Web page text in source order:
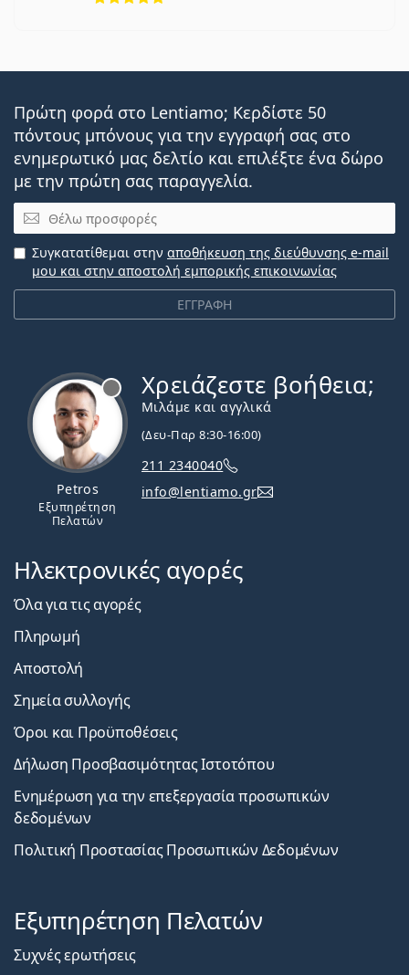
Πρώτη φορά στο Lentiamo; Κερδίστε 50
πόντους μπόνους για την εγγραφή σας στο
ενημερωτικό μας δελτίο και επιλέξτε ένα δώρο
με την πρώτη σας παραγγελία.
Email
ΕΓΓΡΑΦΗ
Συγκατατίθεμαι στην αποθήκευση της διεύθυνσης e-mail
μου και στην αποστολή εμπορικής επικοινωνίας
Petros
Εξυπηρέτηση
Πελατών
Χρειάζεστε βοήθεια;
Μιλάμε και αγγλικά
(Δευ-Παρ 8:30-16:00)
211 2340040
info@lentiamo.gr
Ηλεκτρονικές αγορές
Όλα για τις αγορές
Πληρωμή
Αποστολή
Σημεία συλλογής
Όροι και Προϋποθέσεις
Δήλωση Προσβασιμότητας Ιστοτόπου
Ενημέρωση για την επεξεργασία προσωπικών
δεδομένων
Πολιτική Προστασίας Προσωπικών Δεδομένων
Εξυπηρέτηση Πελατών
Συχνές ερωτήσεις